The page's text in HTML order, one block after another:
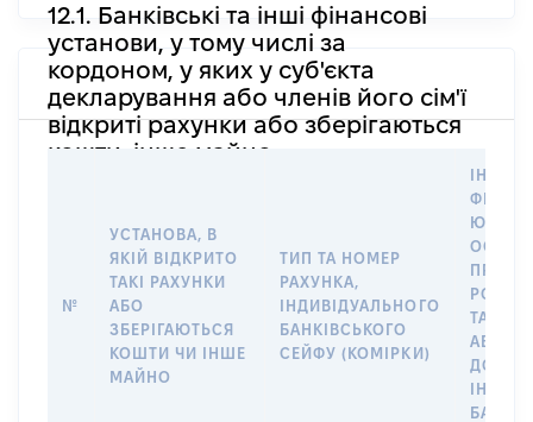
12.1. Банківські та інші фінансові
установи, у тому числі за
кордоном, у яких у суб'єкта
декларування або членів його сім'ї
відкриті рахунки або зберігаються
кошти, інше майно
№
УСТАНОВА, В
ЯКІЙ ВІДКРИТО
ТАКІ РАХУНКИ
АБО
ЗБЕРІГАЮТЬСЯ
КОШТИ ЧИ ІНШЕ
МАЙНО
ТИП ТА НОМЕР
РАХУНКА,
ІНДИВІДУАЛЬНОГО
БАНКІВСЬКОГО
СЕЙФУ (КОМІРКИ)
ПРАВО
ТАКИМ
АБО
ДО